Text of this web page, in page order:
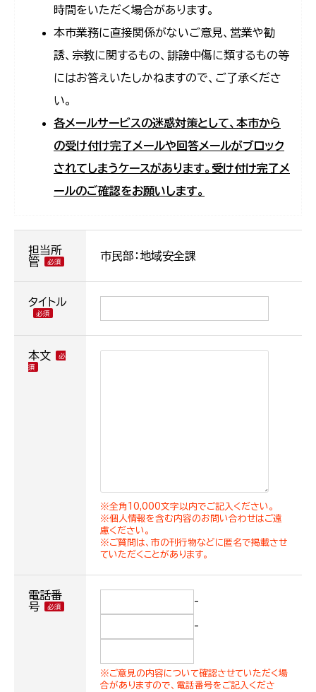
時間をいただく場合があります。
本市業務に直接関係がないご意見、営業や勧
誘、宗教に関するもの、誹謗中傷に類するもの等
にはお答えいたしかねますので、ご了承くださ
い。
各メールサービスの迷惑対策として、本市から
の受け付け完了メールや回答メールがブロック
されてしまうケースがあります。受け付け完了メ
ールのご確認をお願いします。
担当所
管
市民部：地域安全課
タイトル
本文
※全角10,000文字以内でご記入ください。
※個人情報を含む内容のお問い合わせはご遠
慮ください。
※ご質問は、市の刊行物などに匿名で掲載させ
ていただくことがあります。
電話番
号
-
-
※ご意見の内容について確認させていただく場
合がありますので、電話番号をご記入くださ